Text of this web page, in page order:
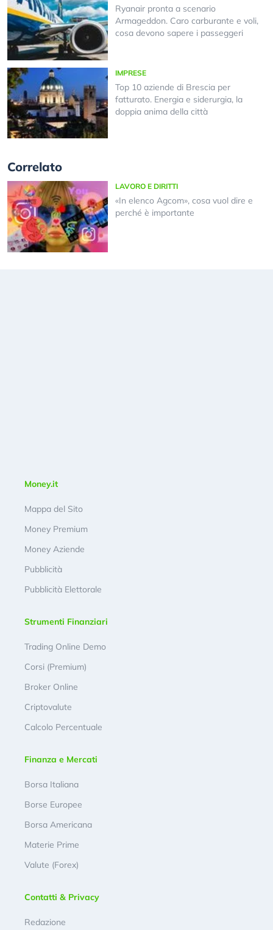
Ryanair pronta a scenario
Armageddon. Caro carburante e voli,
cosa devono sapere i passeggeri
IMPRESE
Top 10 aziende di Brescia per
fatturato. Energia e siderurgia, la
doppia anima della città
Correlato
LAVORO E DIRITTI
«In elenco Agcom», cosa vuol dire e
perché è importante
Money.it
Mappa del Sito
Money Premium
Money Aziende
Pubblicità
Pubblicità Elettorale
Strumenti Finanziari
Trading Online Demo
Corsi (Premium)
Broker Online
Criptovalute
Calcolo Percentuale
Finanza e Mercati
Borsa Italiana
Borse Europee
Borsa Americana
Materie Prime
Valute (Forex)
Contatti & Privacy
Redazione